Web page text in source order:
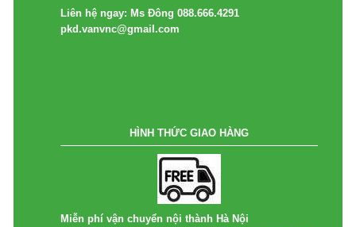
Liên hệ ngay: Ms Đông 088.666.4291
pkd.vanvnc@gmail.com
HÌNH THỨC GIAO HÀNG
Miễn phí vận chuyển nội thành Hà Nội